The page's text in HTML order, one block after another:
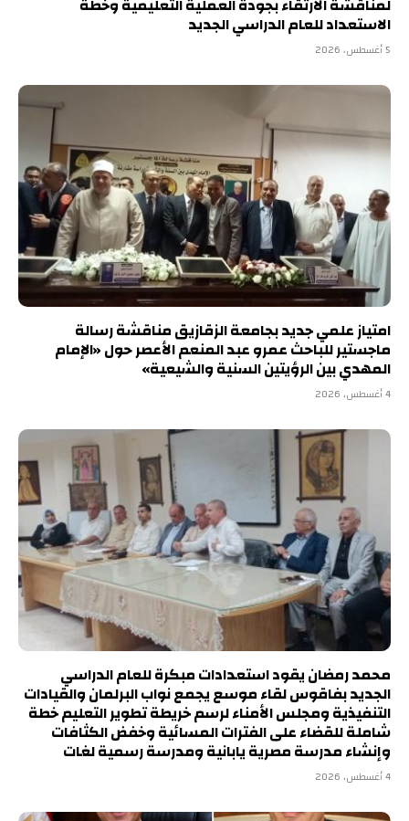
لمناقشة الارتقاء بجودة العملية التعليمية وخطة
الاستعداد للعام الدراسي الجديد
5 أغسطس، 2026
امتياز علمي جديد بجامعة الزقازيق مناقشة رسالة
ماجستير للباحث عمرو عبد المنعم الأعصر حول «الإمام
المهدي بين الرؤيتين السنية والشيعية»
4 أغسطس، 2026
محمد رمضان يقود استعدادات مبكرة للعام الدراسي
الجديد بفاقوس لقاء موسع يجمع نواب البرلمان والقيادات
التنفيذية ومجلس الأمناء لرسم خريطة تطوير التعليم خطة
شاملة للقضاء على الفترات المسائية وخفض الكثافات
وإنشاء مدرسة مصرية يابانية ومدرسة رسمية لغات
4 أغسطس، 2026